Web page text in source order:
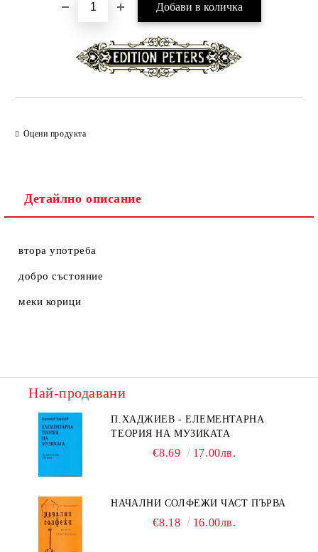
Оцени продукта
Детайлно описание
втора употреба
добро състояние
меки корици
Най-продавани
П.ХАДЖИЕВ - ЕЛЕМЕНТАРНА
ТЕОРИЯ НА МУЗИКАТА
€8.69 17.00лв.
НАЧАЛНИ СОЛФЕЖИ ЧАСТ ПЪРВА
€8.18 16.00лв.